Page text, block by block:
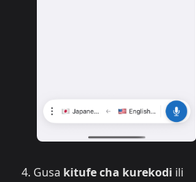
Gusa kitufe cha kurekodi ili